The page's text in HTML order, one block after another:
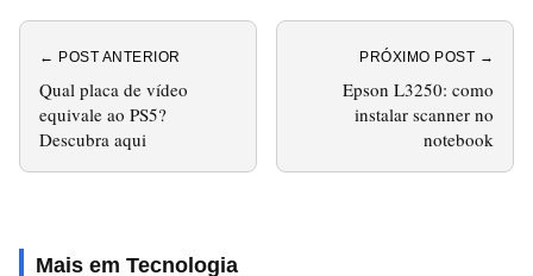
← POST ANTERIOR
Qual placa de vídeo
equivale ao PS5?
Descubra aqui
PRÓXIMO POST →
Epson L3250: como
instalar scanner no
notebook
Mais em Tecnologia